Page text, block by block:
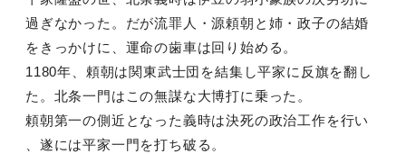
過ぎなかった。だが流罪人・源頼朝と姉・政子の結婚
をきっかけに、運命の歯車は回り始める。
1180年、頼朝は関東武士団を結集し平家に反旗を翻し
た。北条一門はこの無謀な大博打に乗った。
頼朝第一の側近となった義時は決死の政治工作を行い
、遂には平家一門を打ち破る。